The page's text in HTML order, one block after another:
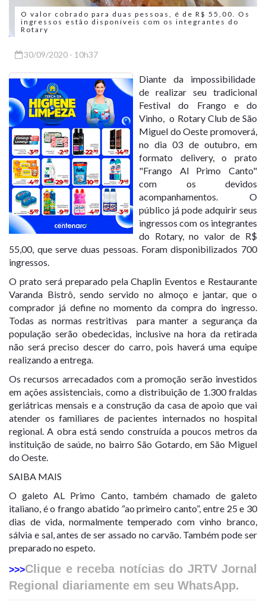
O valor cobrado para duas pessoas, é de R$ 55,00. Os
ingressos estão disponíveis com os integrantes do
Rotary
30/09/2020 - 10h37
Diante da impossibilidade
de realizar seu tradicional
Festival do Frango e do
Vinho, o Rotary Club de São
Miguel do Oeste promoverá,
no dia 03 de outubro, em
formato delivery, o prato
"Frango Al Primo Canto"
com os devidos
acompanhamentos. O
público já pode adquirir seus
ingressos com os integrantes
do Rotary, no valor de R$
55,00, que serve duas pessoas. Foram disponibilizados 700
ingressos.
O prato será preparado pela Chaplin Eventos e Restaurante
Varanda Bistrô, sendo servido no almoço e jantar, que o
comprador já define no momento da compra do ingresso.
Todas as normas restritivas para manter a segurança da
população serão obedecidas, inclusive na hora da retirada
não será preciso descer do carro, pois haverá uma equipe
realizando a entrega.
Os recursos arrecadados com a promoção serão investidos
em ações assistenciais, como a distribuição de 1.300 fraldas
geriátricas mensais e a construção da casa de apoio que vai
atender os familiares de pacientes internados no hospital
regional. A obra está sendo construída a poucos metros da
instituição de saúde, no bairro São Gotardo, em São Miguel
do Oeste.
SAIBA MAIS
O galeto AL Primo Canto, também chamado de galeto
italiano, é o frango abatido “ao primeiro canto”, entre 25 e 30
dias de vida, normalmente temperado com vinho branco,
sálvia e sal, antes de ser assado no carvão. Também pode ser
preparado no espeto.
>>>Clique e receba notícias do JRTV Jornal
Regional diariamente em seu WhatsApp.